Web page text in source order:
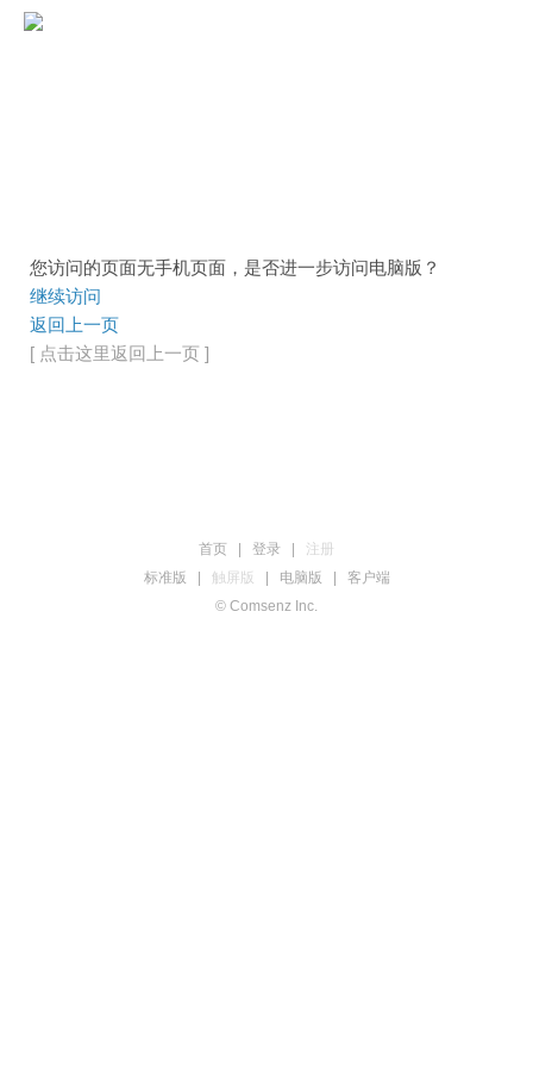
您访问的页面无手机页面，是否进一步访问电脑版？
继续访问
返回上一页
[ 点击这里返回上一页 ]
首页 登录
注册
标准版
触屏版 电脑版
客户端
© Comsenz Inc.